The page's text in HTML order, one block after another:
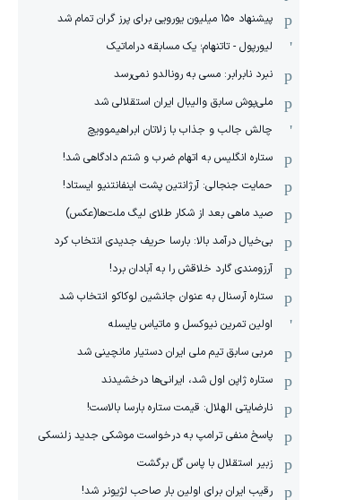
پیشنهاد ۱۵۰ میلیون یورویی برای پرز گران تمام شد
لیورپول - تاتنهام؛ یک مسابقه دراماتیک
نبرد نابرابر: مسی به رونالدو نمی‌رسد
ملی‌پوش سابق والیبال ایران استقلالی شد
چالش جالب و جذاب با زلاتان ابراهیموویچ
ستاره انگلیس به اتهام ضرب و شتم دادگاهی شد!
حمایت جنجالی: آرژانتین پشت اینفانتنیو ایستاد!
صید ماهی بعد از شکار طلای لیگ ملت‌ها(عکس)
بی‌خیال درآمد بالا: بارسا حریف جدیدی انتخاب کرد
آرزومندی گارد خلاقش را به آبادان برد!
ستاره آرسنال به عنوان جانشین لوکاکو انتخاب شد
اولین تمرین نیوکسل و ماتیاس یایسله
مربی سابق تیم ملی ایران دستیار مانچینی شد
ستاره ژاپن اول شد، ایرانی‌ها درخشیدند
نارضایتی الهلال: قیمت ستاره بارسا بالاست!
پاسخ منفی ترامپ به درخواست موشکی جدید زلنسکی
زبیر استقلال با پاس گل برگشت
رقیب ایران برای اولین بار صاحب لژیونر شد!